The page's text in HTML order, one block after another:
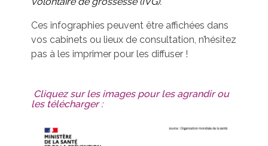
Ces infographies peuvent être affichées dans
vos cabinets ou lieux de consultation, n’hésitez
pas à les imprimer pour les diffuser !
Cliquez sur les images pour les agrandir ou
les télécharger :